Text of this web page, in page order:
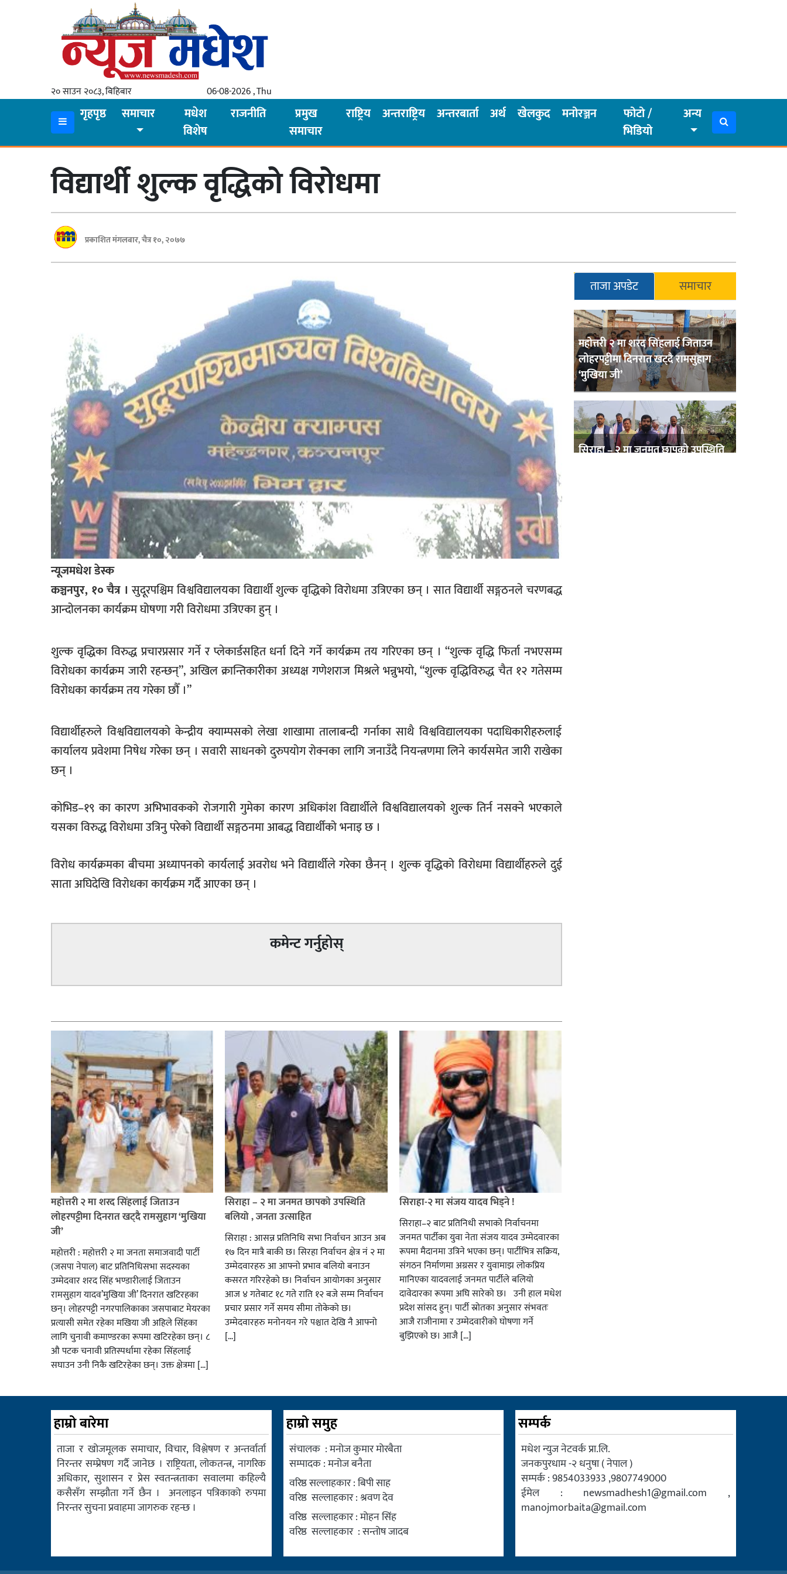
२० साउन २०८३, बिहिबार 06-08-2026 , Thu
गृहपृष्ठ समाचार
मधेश
विशेष
राजनीति
प्रमुख
समाचार
राष्ट्रिय अन्तराष्ट्रिय अन्तरबार्ता अर्थ खेलकुद मनोरञ्जन
फोटो /
भिडियो
अन्य
अन्तराष्ट्रिय
अन्तरबार्ता
विद्यार्थी शुल्क वृद्धिको विरोधमा
प्रकाशित मंगलबार, चैत्र १०, २०७७
न्यूजमधेश डेस्क
कञ्चनपुर, १० चैत्र । सुदूरपश्चिम विश्वविद्यालयका विद्यार्थी शुल्क वृद्धिको विरोधमा उत्रिएका छन् । सात विद्यार्थी सङ्गठनले चरणबद्ध
आन्दोलनका कार्यक्रम घोषणा गरी विरोधमा उत्रिएका हुन् ।
शुल्क वृद्धिका विरुद्ध प्रचारप्रसार गर्ने र प्लेकार्डसहित धर्ना दिने गर्ने कार्यक्रम तय गरिएका छन् । “शुल्क वृद्धि फिर्ता नभएसम्म
विरोधका कार्यक्रम जारी रहन्छन्”, अखिल क्रान्तिकारीका अध्यक्ष गणेशराज मिश्रले भन्नुभयो, “शुल्क वृद्धिविरुद्ध चैत १२ गतेसम्म
विरोधका कार्यक्रम तय गरेका छौँ ।”
विद्यार्थीहरुले विश्वविद्यालयको केन्द्रीय क्याम्पसको लेखा शाखामा तालाबन्दी गर्नाका साथै विश्वविद्यालयका पदाधिकारीहरुलाई
कार्यालय प्रवेशमा निषेध गरेका छन् । सवारी साधनको दुरुपयोग रोक्नका लागि जनाउँदै नियन्त्रणमा लिने कार्यसमेत जारी राखेका
छन् ।
कोभिड–१९ का कारण अभिभावकको रोजगारी गुमेका कारण अधिकांश विद्यार्थीले विश्वविद्यालयको शुल्क तिर्न नसक्ने भएकाले
यसका विरुद्ध विरोधमा उत्रिनु परेको विद्यार्थी सङ्गठनमा आबद्ध विद्यार्थीको भनाइ छ ।
विरोध कार्यक्रमका बीचमा अध्यापनको कार्यलाई अवरोध भने विद्यार्थीले गरेका छैनन् । शुल्क वृद्धिको विरोधमा विद्यार्थीहरुले दुई
साता अघिदेखि विरोधका कार्यक्रम गर्दै आएका छन् ।
ताजा अपडेट समाचार
महोत्तरी २ मा शरद सिंहलाई जिताउन
लोहरपट्टीमा दिनरात खट्दै रामसुहाग
‘मुखिया जी’
सिराहा – २ मा जनमत छापको उपस्थिति
कमेन्ट गर्नुहोस्
महोत्तरी २ मा शरद सिंहलाई जिताउन
लोहरपट्टीमा दिनरात खट्दै रामसुहाग ‘मुखिया
जी’
महोत्तरी : महोत्तरी २ मा जनता समाजवादी पार्टी
(जसपा नेपाल) बाट प्रतिनिधिसभा सदस्यका
उम्मेदवार शरद सिंह भण्डारीलाई जिताउन
रामसुहाग यादव’मुखिया जी’ दिनरात खटिरहका
छन्। लोहरपट्टी नगरपालिकाका जसपाबाट मेयरका
प्रत्यासी समेत रहेका मखिया जी अहिले सिंहका
लागि चुनावी कमाण्डरका रूपमा खटिरहेका छन्। ८
औ पटक चनावी प्रतिस्पर्धामा रहेका सिंहलाई
सघाउन उनी निकै खटिरहेका छन्। उक्त क्षेत्रमा […]
सिराहा – २ मा जनमत छापको उपस्थिति
बलियो , जनता उत्साहित
सिराहा : आसन्न प्रतिनिधि सभा निर्वाचन आउन अब
१७ दिन मात्रै बाकी छ। सिरहा निर्वाचन क्षेत्र नं २ मा
उम्मेदवारहरु आ आफ्नो प्रभाव बलियो बनाउन
कसरत गरिरहेको छ। निर्वाचन आयोगका अनुसार
आज ४ गतेबाट १८ गते राति १२ बजे सम्म निर्वाचन
प्रचार प्रसार गर्ने समय सीमा तोकेको छ।
उम्मेदवारहरु मनोनयन गरे पश्चात देखि नै आफ्नो
[…]
सिराहा-२ मा संजय यादव भिड्ने !
सिराहा–२ बाट प्रतिनिधी सभाको निर्वाचनमा
जनमत पार्टीका युवा नेता संजय यादव उम्मेदवारका
रूपमा मैदानमा उत्रिने भएका छन्। पार्टीभित्र सक्रिय,
संगठन निर्माणमा अग्रसर र युवामाझ लोकप्रिय
मानिएका यादवलाई जनमत पार्टीले बलियो
दावेदारका रूपमा अघि सारेको छ। उनी हाल मधेश
प्रदेश सांसद हुन्। पार्टी स्रोतका अनुसार संभवतः
आजै राजीनामा र उम्मेदवारीको घोषणा गर्ने
बुझिएको छ। आजै […]
हाम्रो बारेमा
ताजा र खोजमूलक समाचार, विचार, विश्लेषण र अन्तर्वार्ता
निरन्तर सम्प्रेषण गर्दै जानेछ । राष्ट्रियता, लोकतन्त्र, नागरिक
अधिकार, सुशासन र प्रेस स्वतन्त्रताका सवालमा कहिल्यै
कसैसँग सम्झौता गर्ने छैन । अनलाइन पत्रिकाको रुपमा
निरन्तर सुचना प्रवाहमा जागरुक रहन्छ ।
हाम्रो समुह
संचालक : मनोज कुमार मोरबैता
सम्पादक : मनोज बनैता
वरिष्ठ सल्लाहकार : बिपी साह
वरिष्ठ सल्लाहकार : श्रवण देव
वरिष्ठ सल्लाहकार : मोहन सिंह
वरिष्ठ सल्लाहकार : सन्तोष जादब
सम्पर्क
मधेश न्युज नेटवर्क प्रा.लि.
जनकपुरधाम -२ धनुषा ( नेपाल )
सम्पर्क : 9854033933 ,9807749000
ईमेल : newsmadhesh1@gmail.com ,
manojmorbaita@gmail.com